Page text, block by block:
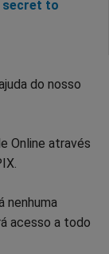
do nosso
Online através
nenhuma
acesso a todo